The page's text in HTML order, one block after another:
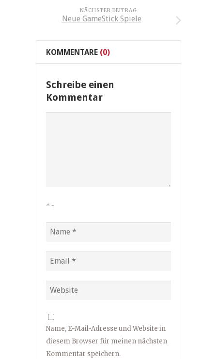
NÄCHSTER BEITRAG
Neue GameStick Spiele
KOMMENTARE (0)
Schreibe einen
Kommentar
* =
Name, E-Mail-Adresse und Website in
diesem Browser für meinen nächsten
Kommentar speichern.